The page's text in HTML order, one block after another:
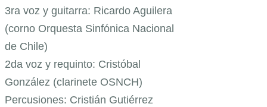
3ra voz y guitarra: Ricardo Aguilera
(corno Orquesta Sinfónica Nacional
de Chile)
2da voz y requinto: Cristóbal
González (clarinete OSNCH)
Percusiones: Cristián Gutiérrez